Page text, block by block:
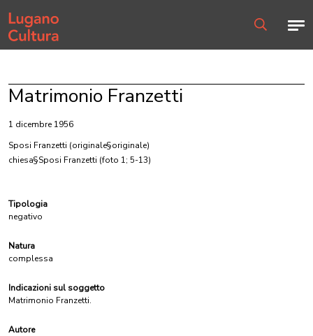
Home page
Matrimonio Franzetti
1 dicembre 1956
Sposi Franzetti (originale§originale)
chiesa§Sposi Franzetti (foto 1; 5-13)
Tipologia
negativo
Natura
complessa
Indicazioni sul soggetto
Matrimonio Franzetti.
Autore